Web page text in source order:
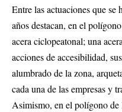
Entre las actuaciones que se
años destacan, en el
acera ciclopeatonal; una
acciones de accesibilidad,
alumbrado de la zona,
cada una de las empresas y
Asimismo, en el polígono de